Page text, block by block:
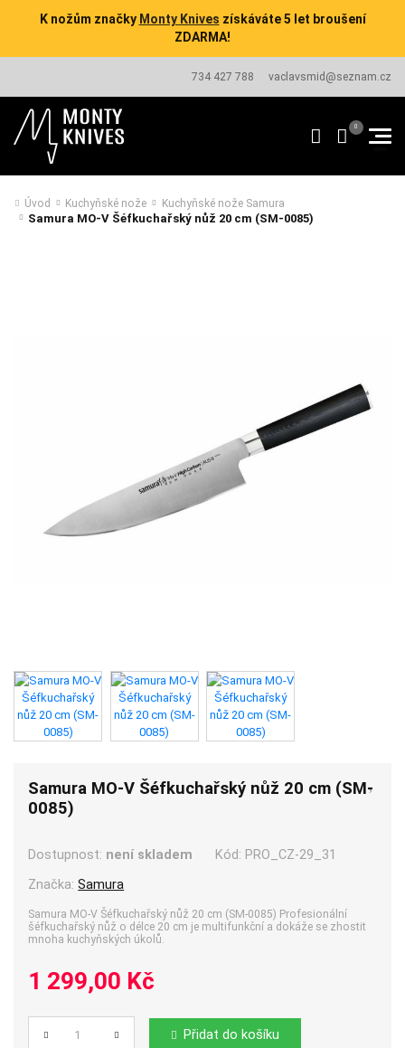
K nožům značky Monty Knives získáváte 5 let broušení
ZDARMA!
734 427 788 vaclavsmid@seznam.cz
Úvod Kuchyňské nože Kuchyňské nože Samura
Samura MO-V Šéfkuchařský nůž 20 cm (SM-0085)
Samura MO-V Šéfkuchařský nůž 20 cm (SM-
0085)
Dostupnost: není skladem Kód: PRO_CZ-29_31
Značka:Samura
Samura MO-V Šéfkuchařský nůž 20 cm (SM-0085) Profesionální
šéfkuchařský nůž o délce 20 cm je multifunkční a dokáže se zhostit
mnoha kuchyňských úkolů.
1 299,00 Kč
Počet Přidat do košíku